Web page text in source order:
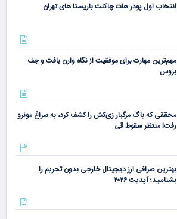
انتخاب اول پودر هات چاکلت باریستا های تهران
مهم‌ترین مهارت برای موفقیت از نگاه وارن بافت و جف
بزوس
محققی که باگ مرگبار زی‌کش را کشف کرد، به سراغ مونرو
رفت! منتظر سقوط قی
بهترین صرافی ارز دیجیتال خارجی بدون تحریم را
بشناسید؛ آپدیت ۲۰۲۶